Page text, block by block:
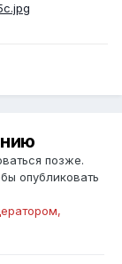
позже.
опубликовать